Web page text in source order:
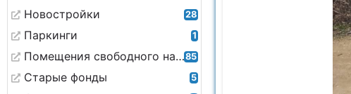
Новостройки 28
Паркинги 1
Помещения свободного назначения85
Старые фонды 5